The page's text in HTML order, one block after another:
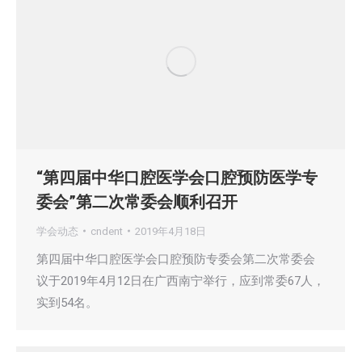
“第四届中华口腔医学会口腔预防医学专
委会”第二次常委会顺利召开
学会动态 cndent 2019年4月18日
第四届中华口腔医学会口腔预防专委会第二次常委会
议于2019年4月12日在广西南宁举行，应到常委67人，
实到54名。